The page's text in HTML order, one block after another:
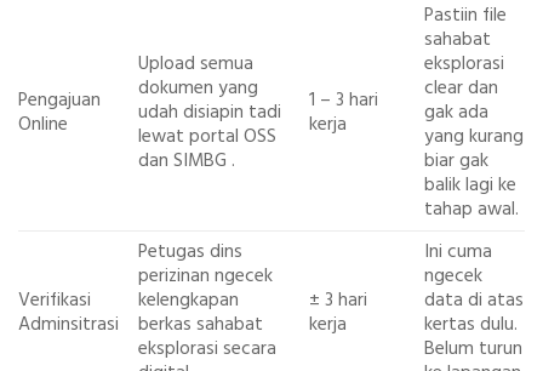
Pengajuan
Online
Upload semua
dokumen yang
udah disiapin tadi
lewat portal OSS
dan SIMBG .
1 – 3 hari
kerja
Pastiin file
sahabat
eksplorasi
clear dan
gak ada
yang kurang
biar gak
balik lagi ke
tahap awal.
Verifikasi
Adminsitrasi
Petugas dins
perizinan ngecek
kelengkapan
berkas sahabat
eksplorasi secara
± 3 hari
kerja
Ini cuma
ngecek
data di atas
kertas dulu.
Belum turun